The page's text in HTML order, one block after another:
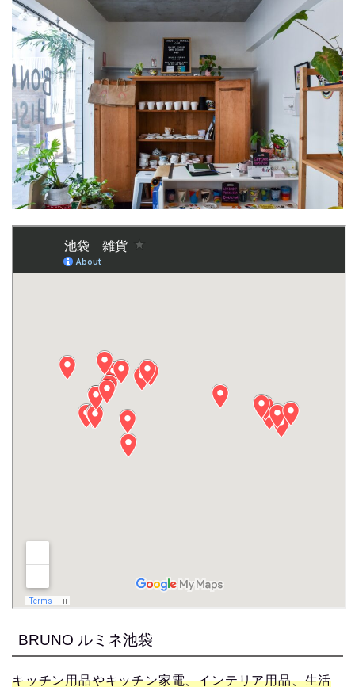
BRUNO ルミネ池袋
キッチン用品やキッチン家電、インテリア用品、生活